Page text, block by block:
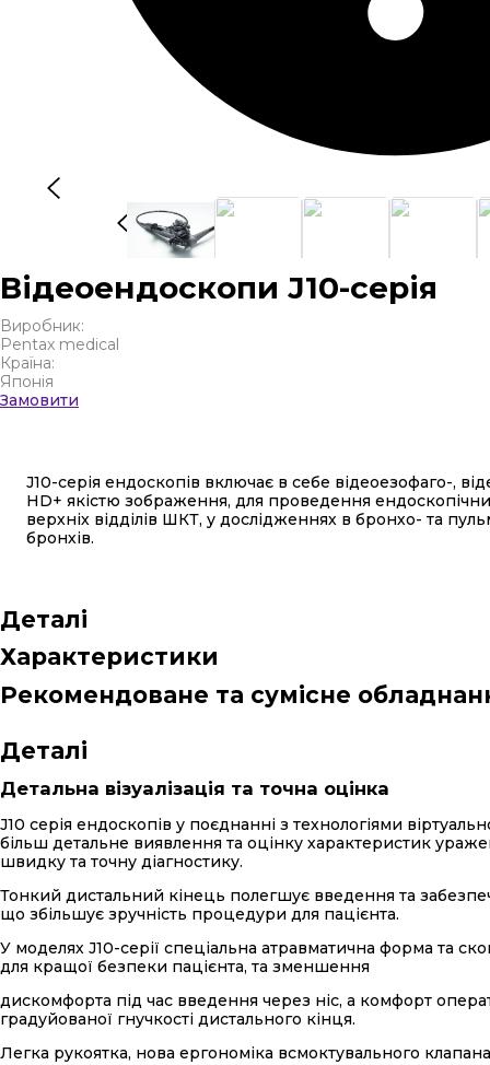
Відеоендоскопи J10-серія
Виробник:
Pentax medical
Країна:
Японія
Замовити
J10-серія ендоскопів включає в себе відеоезофаго-,
HD+ якістю зображення, для проведення
верхніх відділів ШКТ, у дослідженнях в бронхо- та
бронхів.
Деталі
Характеристики
Рекомендоване та сумісне
Деталі
Детальна візуалізація та точна оцінка
J10 серія ендоскопів у поєднанні з технологіями
більш детальне виявлення та оцінку характеристик
швидку та точну діагностику.
Тонкий дистальний кінець полегшує введення та
що збільшує зручність процедури для пацієнта.
У моделях J10-серії спеціальна атравматична форма та
для кращої безпеки пацієнта, та зменшення
дискомфорта під час введення через ніс, а комфорт
градуйованої гнучкості дистального кінця.
Легка рукоятка, нова ергономіка всмоктувального